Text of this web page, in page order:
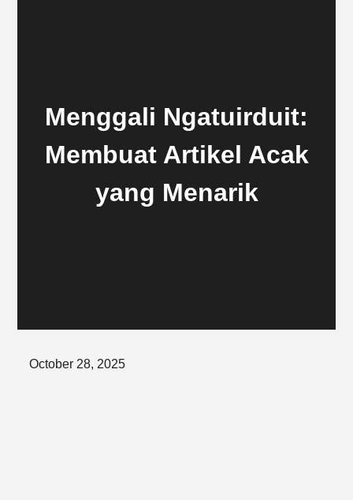
Menggali Ngatuirduit:
Membuat Artikel Acak
yang Menarik
Posted
October 28, 2025